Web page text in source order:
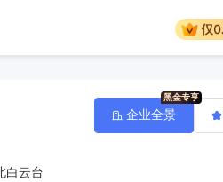
白云台
企业全景